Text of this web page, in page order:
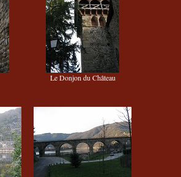
Le Donjon du Château